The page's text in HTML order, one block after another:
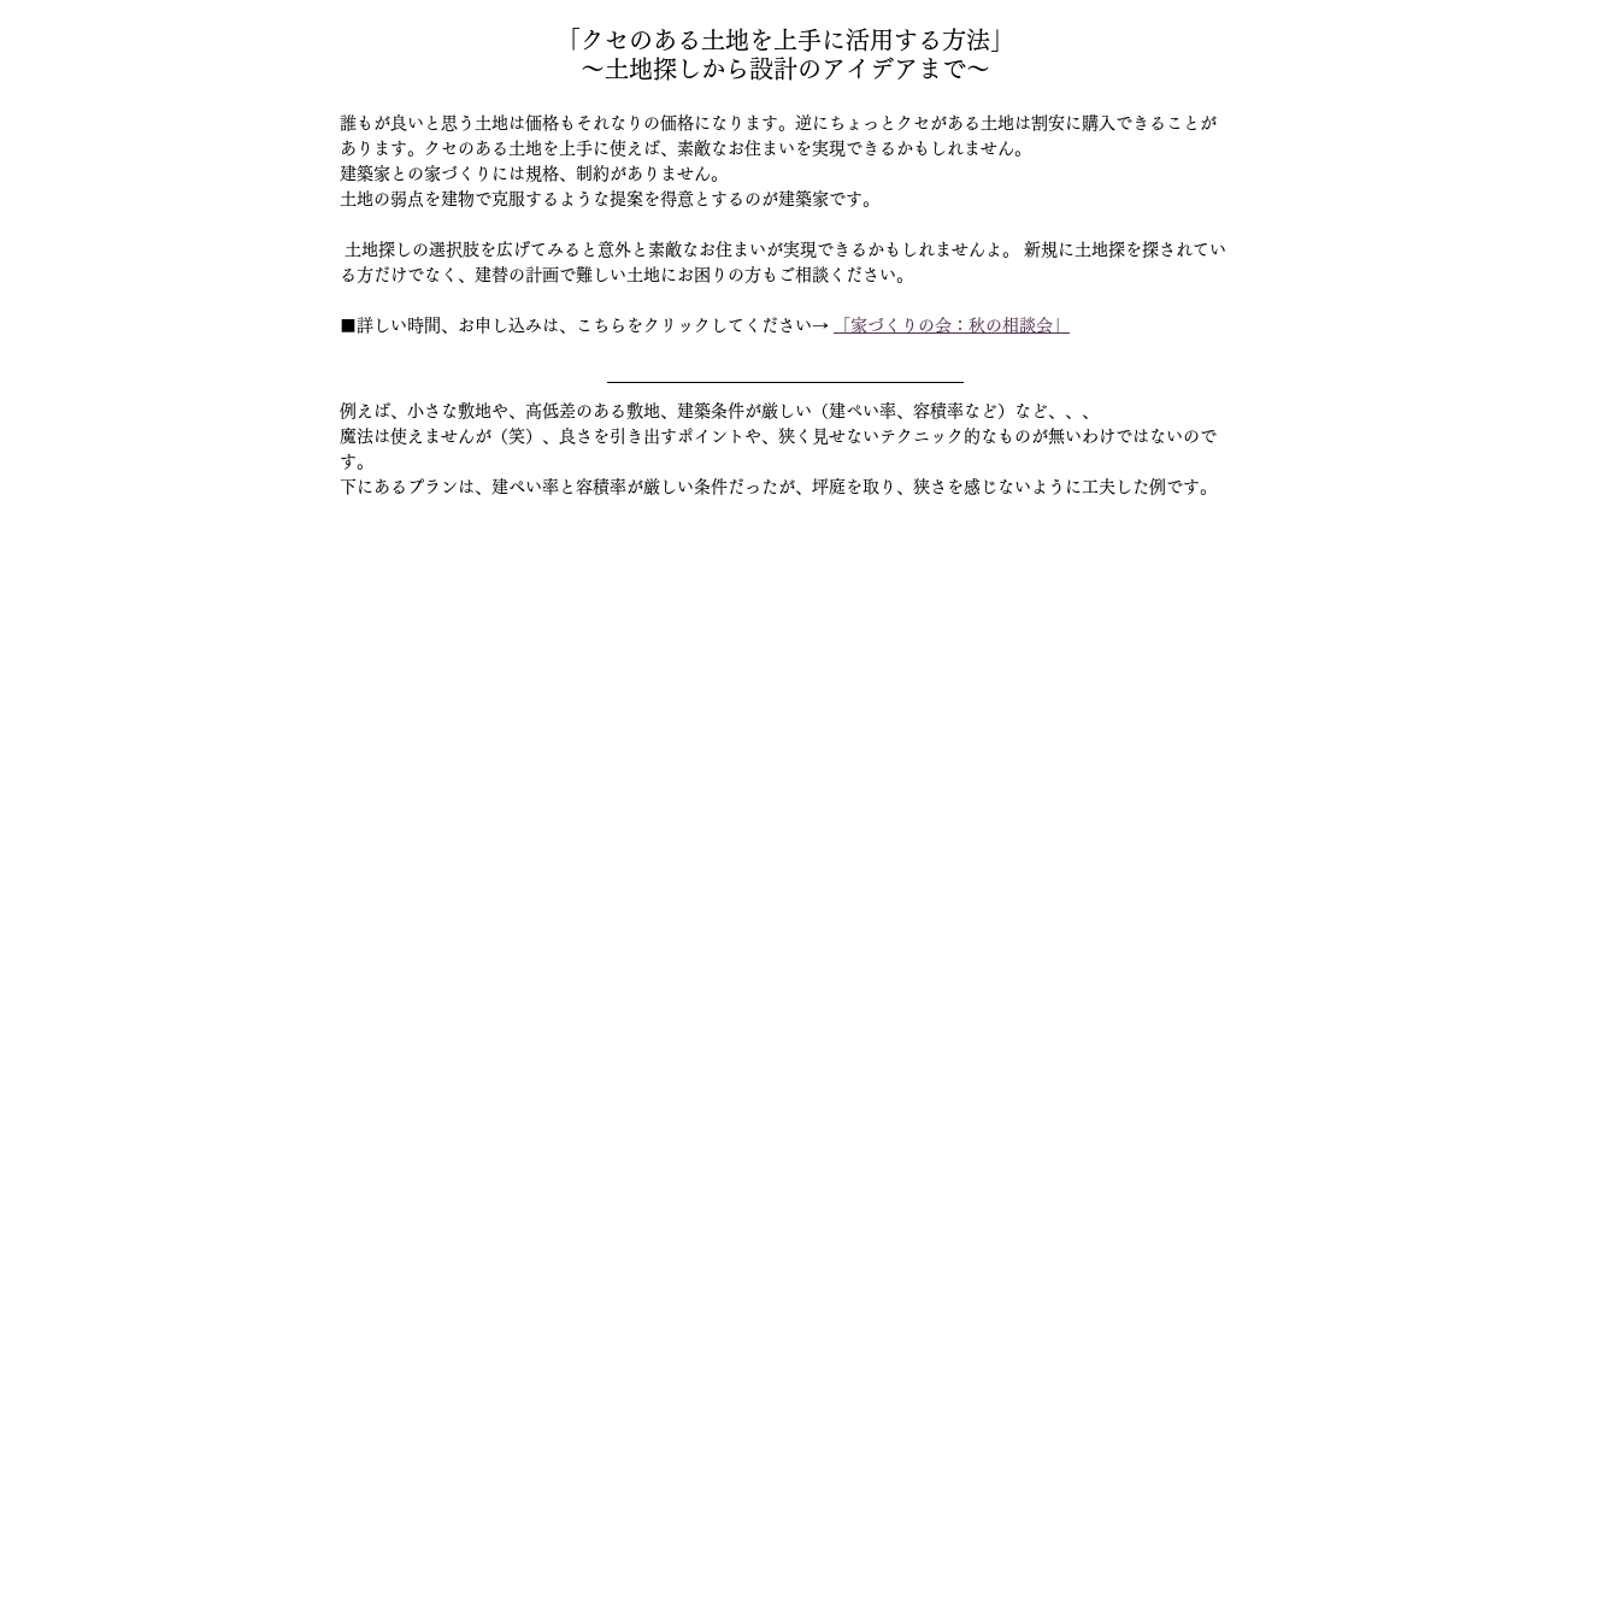
「クセのある土地を上手に活用する方法」
〜土地探しから設計のアイデアまで〜
誰もが良いと思う土地は価格もそれなりの価格になります。逆にちょっとクセがある土地は割安に購入できることが
あります。クセのある土地を上手に使えば、素敵なお住まいを実現できるかもしれません。
建築家との家づくりには規格、制約がありません。
土地の弱点を建物で克服するような提案を得意とするのが建築家です。
る方だけでなく、建替の計画で難しい土地にお困りの方もご相談ください。
■詳しい時間、お申し込みは、こちらをクリックしてください→ 「家づくりの会：秋の相談会」
例えば、小さな敷地や、高低差のある敷地、建築条件が厳しい（建ペい率、容積率など）など、、、
魔法は使えませんが（笑）、良さを引き出すポイントや、狭く見せないテクニック的なものが無いわけではないので
す。
下にあるプランは、建ぺい率と容積率が厳しい条件だったが、坪庭を取り、狭さを感じないように工夫した例です。